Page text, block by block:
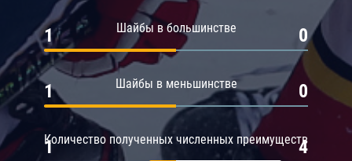
Шайбы в большинстве
1 0
Шайбы в меньшинстве
1 0
Количество полученных численных преимуществ
1 4